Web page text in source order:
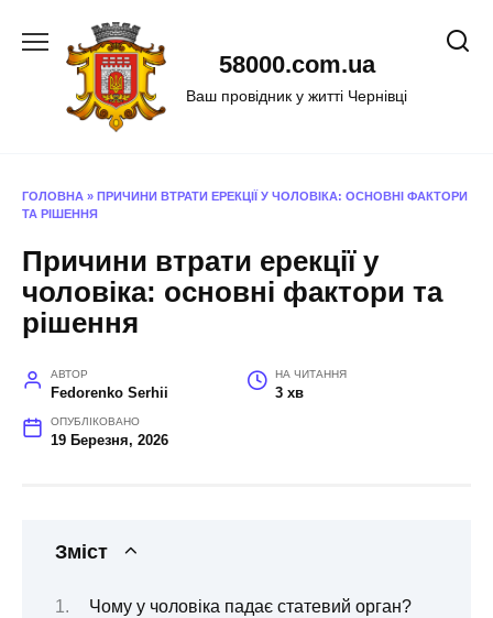
58000.com.ua
Ваш провідник у житті Чернівці
ГОЛОВНА » ПРИЧИНИ ВТРАТИ ЕРЕКЦІЇ У ЧОЛОВІКА: ОСНОВНІ ФАКТОРИ
ТА РІШЕННЯ
Причини втрати ерекції у
чоловіка: основні фактори та
рішення
АВТОР
Fedorenko Serhii
НА ЧИТАННЯ
3 хв
ОПУБЛІКОВАНО
19 Березня, 2026
Зміст
Чому у чоловіка падає статевий орган?